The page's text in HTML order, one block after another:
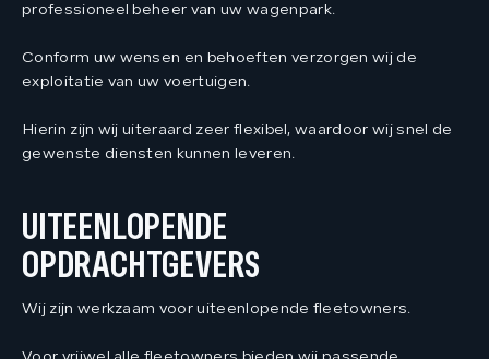
professioneel beheer van uw wagenpark.
Conform uw wensen en behoeften verzorgen wij de
exploitatie van uw voertuigen.
Hierin zijn wij uiteraard zeer flexibel, waardoor wij snel de
gewenste diensten kunnen leveren.
UITEENLOPENDE
OPDRACHTGEVERS
Wij zijn werkzaam voor uiteenlopende fleetowners.